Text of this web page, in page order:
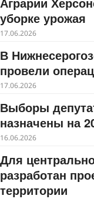
уборке урожая
17.06.2026
В
провели
17.06.2026
Выборы
назначены на
16.06.2026
Для
разработан
территории